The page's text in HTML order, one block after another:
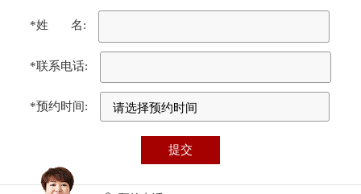
*姓 名:
*联系电话:
*预约时间: